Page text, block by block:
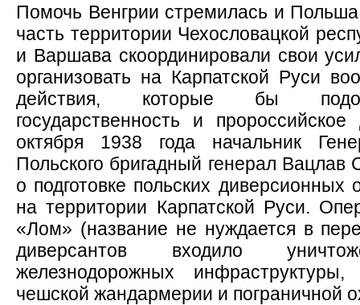
Помочь Венгрии стремилась и
часть территории Чехословацкой
и Варшава скоординировали свои
организовать на Карпатской Руси
действия, которые бы
государственность и
октября 1938 года начальник
Польского бригадный генерал Вацлав
о подготовке польских диверсионных
на территории Карпатской Руси.
«Лом» (название не нуждается в
диверсантов входило
железнодорожных
чешской жандармерии и пограничной